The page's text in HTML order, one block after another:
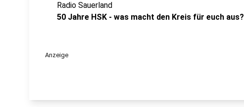
Radio Sauerland
50 Jahre HSK - was macht den Kreis für euch aus?
Anzeige